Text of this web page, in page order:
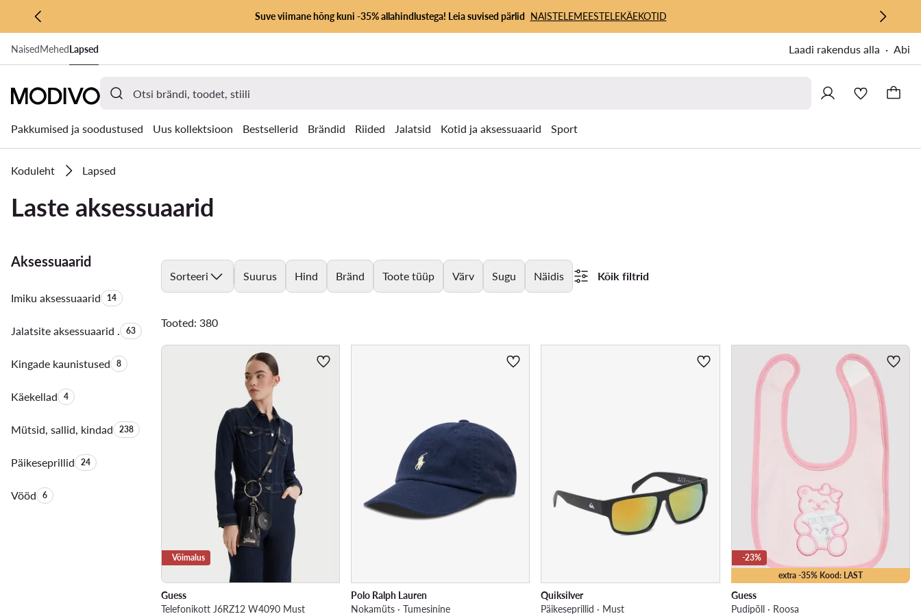
LIIGU PÕHISISU JUURDE
MINE OTSINGUSSE
Suve viimane hõng kuni -35% allahindlustega! Leia suvised pärlid NAISTELEMEESTELEKÄEKOTID
NaisedMehedLapsed Laadi rakendus alla Abi
Pakkumised ja soodustused Uus kollektsioon Bestsellerid Brändid Riided Jalatsid Kotid ja aksessuaarid Sport
Koduleht Lapsed
Laste aksessuaarid
Aksessuaarid
Imiku aksessuaaridToodete arv:
14
Jalatsite aksessuaarid .Toodete arv:
63
Kingade kaunistusedToodete arv:
8
KäekelladToodete arv:
4
Mütsid, sallid, kindadToodete arv:
238
PäikeseprillidToodete arv:
24
VöödToodete arv:
6
Sorteeri Suurus Hind Bränd Toote tüüp Värv Sugu Näidis Kõik filtrid
Tooted: 380
Võimalus
Guess
Telefonikott J6RZ12 W4090 Must
Polo Ralph Lauren
Nokamüts · Tumesinine
Quiksilver
Päikeseprillid · Must
extra -35% Kood: LAST
-23%
Guess
Pudipõll · Roosa